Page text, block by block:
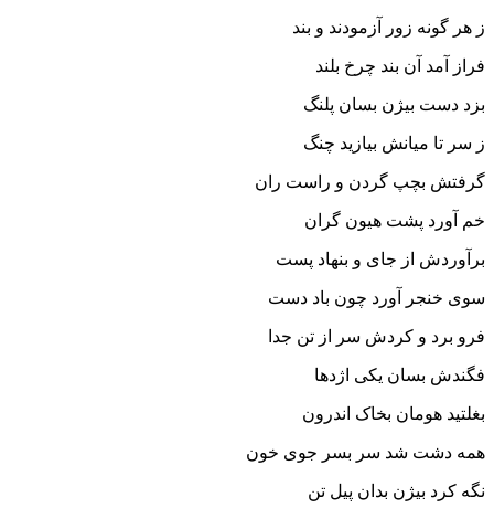
ز هر گونه زور آزمودند و بند
فراز آمد آن بند چرخ بلند
بزد دست بیژن بسان پلنگ
ز سر تا میانش بیازید چنگ‏
گرفتش بچپ گردن و راست ران
خم آورد پشت هیون گران‏
برآوردش از جاى و بنهاد پست
سوى خنجر آورد چون باد دست‏
فرو برد و کردش سر از تن جدا
فگندش بسان یکى اژدها
بغلتید هومان بخاک اندرون
همه دشت شد سر بسر جوى خون‏
نگه کرد بیژن بدان پیل تن